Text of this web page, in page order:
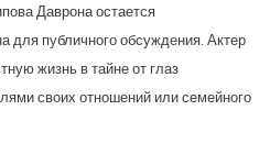
Даврона остается
для публичного обсуждения. Актер
жизнь в тайне от глаз
своих отношений или семейного